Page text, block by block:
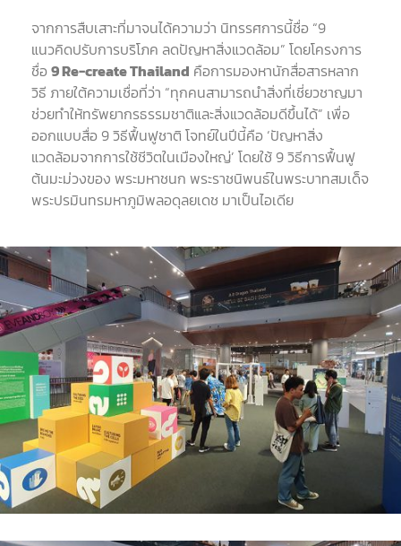
จากการสืบเสาะที่มาจนได้ความว่า นิทรรศการนี้ชื่อ “9
แนวคิดปรับการบริโภค ลดปัญหาสิ่งแวดล้อม” โดยโครงการ
ชื่อ9 Re-create Thailand คือการมองหานักสื่อสารหลาก
วิธี ภายใต้ความเชื่อที่ว่า “ทุกคนสามารถนำสิ่งที่เชี่ยวชาญมา
ช่วยทำให้ทรัพยากรธรรมชาติและสิ่งแวดล้อมดีขึ้นได้” เพื่อ
ออกแบบสื่อ 9วิธีฟื้นฟูชาติ โจทย์ในปีนี้คือ ‘ปัญหาสิ่ง
แวดล้อมจากการใช้ชีวิตในเมืองใหญ่’ โดยใช้ 9วิธีการฟื้นฟู
ต้นมะม่วงของ พระมหาชนก พระราชนิพนธ์ในพระบาทสมเด็จ
พระปรมินทรมหาภูมิพลอดุลยเดช มาเป็นไอเดีย